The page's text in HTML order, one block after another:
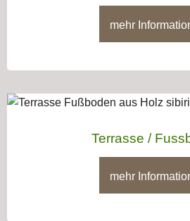
mehr
Terrasse /
mehr